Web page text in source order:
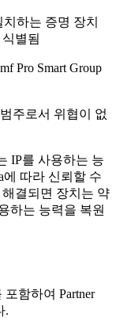
하는 증명 장치
별됨
Pro Smart Group
주로서 위협이 없
IP를 사용하는 능
에 따라 신뢰할 수
결되면 장치는 약
하는 능력을 복원
함하여 Partner
.